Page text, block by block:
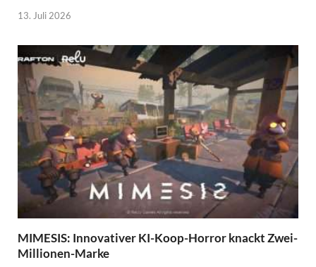
13. Juli 2026
MIMESIS: Innovativer KI-Koop-Horror knackt Zwei-
Millionen-Marke